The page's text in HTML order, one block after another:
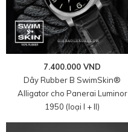
7.400.000 VND
Dây Rubber B SwimSkin®
Alligator cho Panerai Luminor
1950 (loại I + II)